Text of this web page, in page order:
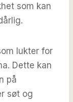
som kan
lukter for
Dette kan
på
søt og